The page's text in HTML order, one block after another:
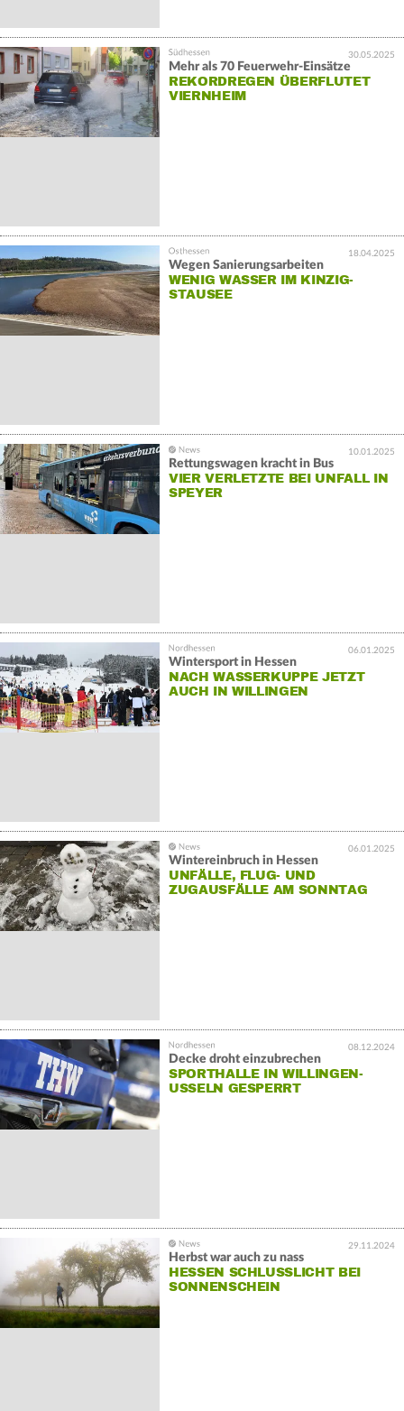
30.05.2025
Mehr als 70 Feuerwehr-Einsätze
REKORDREGEN ÜBERFLUTET
VIERNHEIM
18.04.2025
Wegen Sanierungsarbeiten
WENIG WASSER IM KINZIG-
STAUSEE
10.01.2025
Rettungswagen kracht in Bus
VIER VERLETZTE BEI UNFALL IN
SPEYER
06.01.2025
Wintersport in Hessen
NACH WASSERKUPPE JETZT
AUCH IN WILLINGEN
06.01.2025
Wintereinbruch in Hessen
UNFÄLLE, FLUG- UND
ZUGAUSFÄLLE AM SONNTAG
08.12.2024
Decke droht einzubrechen
SPORTHALLE IN WILLINGEN-
USSELN GESPERRT
29.11.2024
Herbst war auch zu nass
HESSEN SCHLUSSLICHT BEI
SONNENSCHEIN